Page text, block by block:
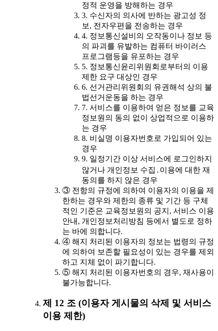
정적 운영을 방해하는 경우
3. 수신자의 의사에 반하는 광고성 정
보, 전자우편을 전송하는 경우
4. 정보통신설비의 오작동이나 정보 등
의 파괴를 유발하는 컴퓨터 바이러스
프로그램등을 유포하는 경우
5. 정보통신윤리위원회로부터의 이용
제한 요구 대상인 경우
6. 선거관리위원회의 유권해석 상의 불
법선거운동을 하는 경우
7. 서비스를 이용하여 얻은 정보를 교육
정보원의 동의 없이 상업적으로 이용하
는 경우
8. 비실명 이용자번호로 가입되어 있는
경우
9. 일정기간 이상 서비스에 로그인하지
않거나 개인정보 수집․이용에 대한 재
동의를 하지 않은 경우
③ 전항의 규정에 의하여 이용자의 이용을 제
한하는 경우와 제한의 종류 및 기간 등 구체
적인 기준은 교육정보원의 공지, 서비스 이용
안내, 개인정보처리방침 등에서 별도로 정하
는 바에 의합니다.
④ 해지 처리된 이용자의 정보는 법령의 규정
에 의하여 보존할 필요성이 있는 경우를 제외
하고 지체 없이 파기합니다.
⑤ 해지 처리된 이용자번호의 경우, 재사용이
불가능합니다.
제 12 조 (이용자 게시물의 삭제 및 서비스
이용 제한)